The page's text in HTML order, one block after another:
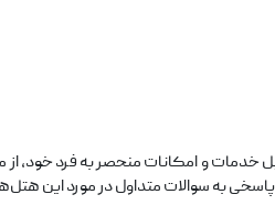
و امکانات منحصر به فرد خود، از
به سوالات متداول در مورد این